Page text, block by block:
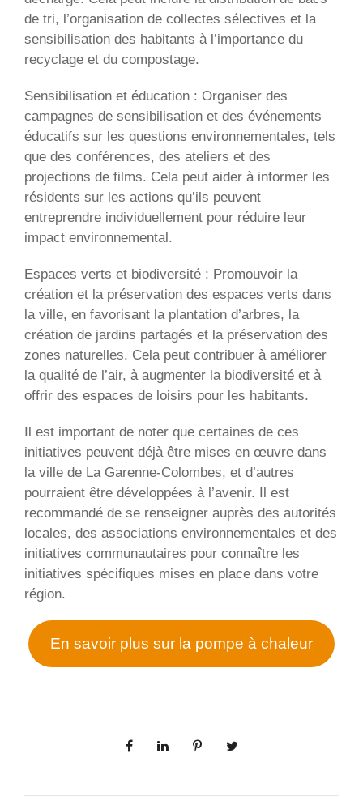
de tri, l’organisation de collectes sélectives et la
sensibilisation des habitants à l’importance du
recyclage et du compostage.
Sensibilisation et éducation : Organiser des
campagnes de sensibilisation et des événements
éducatifs sur les questions environnementales, tels
que des conférences, des ateliers et des
projections de films. Cela peut aider à informer les
résidents sur les actions qu’ils peuvent
entreprendre individuellement pour réduire leur
impact environnemental.
Espaces verts et biodiversité : Promouvoir la
création et la préservation des espaces verts dans
la ville, en favorisant la plantation d’arbres, la
création de jardins partagés et la préservation des
zones naturelles. Cela peut contribuer à améliorer
la qualité de l’air, à augmenter la biodiversité et à
offrir des espaces de loisirs pour les habitants.
Il est important de noter que certaines de ces
initiatives peuvent déjà être mises en œuvre dans
la ville de La Garenne-Colombes, et d’autres
pourraient être développées à l’avenir. Il est
recommandé de se renseigner auprès des autorités
locales, des associations environnementales et des
initiatives communautaires pour connaître les
initiatives spécifiques mises en place dans votre
région.
En savoir plus sur la pompe à chaleur